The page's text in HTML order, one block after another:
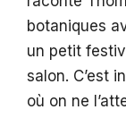
botaniques
un petit
salon. C’est
où on ne